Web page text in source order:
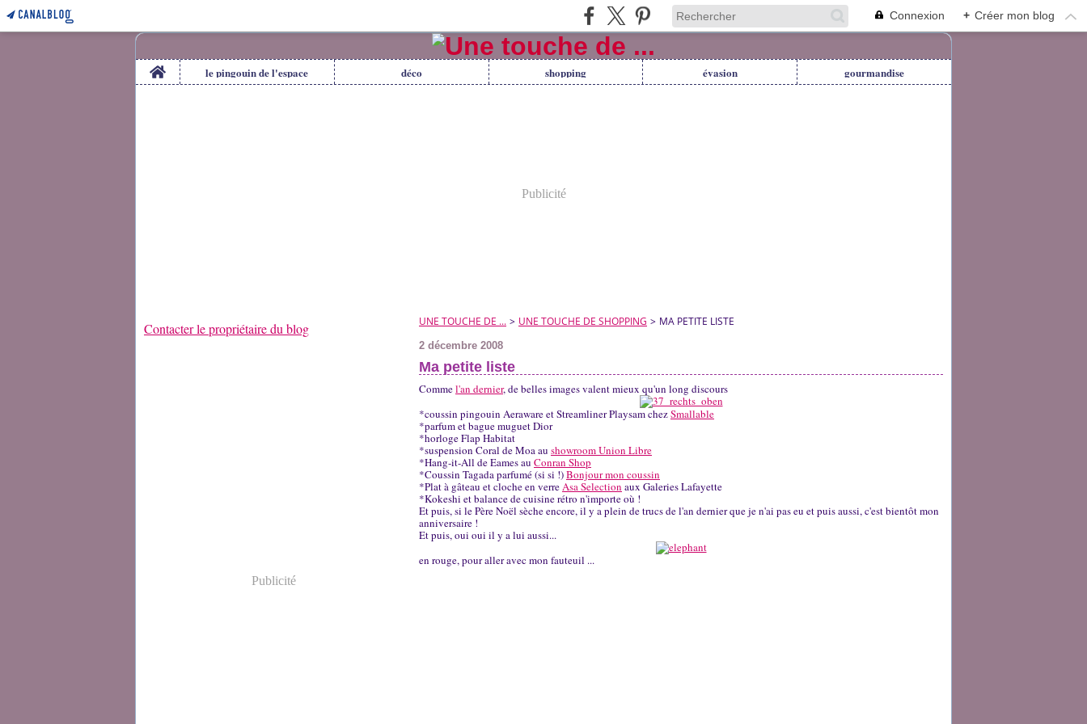
Connexion + Créer mon blog
Home le pingouin de l'espace déco shopping évasion gourmandise
Publicité
Contacter le propriétaire du blog
Publicité
UNE TOUCHE DE ... > UNE TOUCHE DE SHOPPING > MA PETITE LISTE
2 décembre 2008
Ma petite liste
Commel'an dernier, de belles images valent mieux qu'un long discours
*coussin pingouin Aeraware et Streamliner Playsam chezSmallable
*parfum et bague muguet Dior
*horloge Flap Habitat
*suspension Coral de Moa au showroom Union Libre
*Hang-it-All de Eames au Conran Shop
*Coussin Tagada parfumé (si si !)Bonjour mon coussin
*Plat à gâteau et cloche en verreAsa Selection aux Galeries Lafayette
*Kokeshi et balance de cuisine rétro n'importe où !
Et puis, si le Père Noël sèche encore, il y a plein de trucs de l'an dernier que je n'ai pas eu et puis aussi, c'est bientôt mon
anniversaire !
Et puis, oui oui il y a lui aussi...
en rouge, pour aller avec mon fauteuil ...